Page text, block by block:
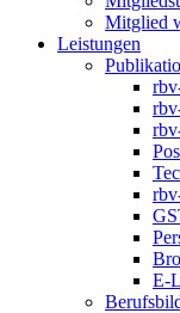
Mitglied
Leistungen
E-